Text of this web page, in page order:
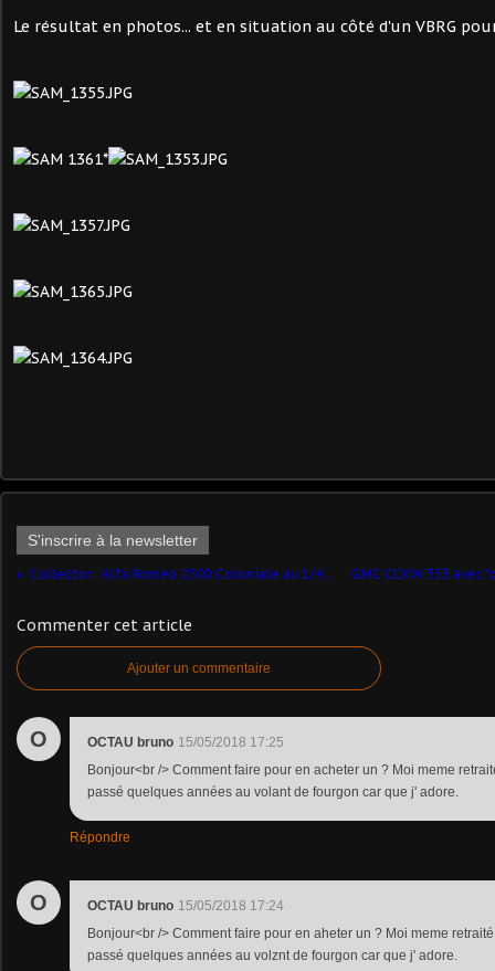
Le résultat en photos... et en situation au côté d'un VBRG
*
S'inscrire à la newsletter
Collector : Alfa Roméo 2500 Coloniale au 1/43ème (ABC)
Commenter cet article
Ajouter un commentaire
O OCTAU bruno 15/05/2018 17:25
Bonjour<br /> Comment faire pour en acheter un ? Moi meme
passé quelques années au volant de fourgon car que j' adore.
Répondre
O OCTAU bruno 15/05/2018 17:24
Bonjour<br /> Comment faire pour en aheter un ? Moi meme
passé quelques années au volznt de fourgon car que j' adore.